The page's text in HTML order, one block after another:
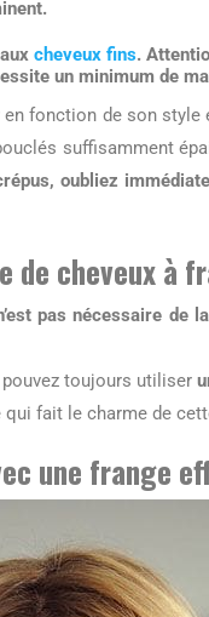
cheveux fins.
un minimum de
fonction de son
suffisamment
oubliez
de cheveux à
pas nécessaire de
toujours utiliser
fait le charme de
une frange